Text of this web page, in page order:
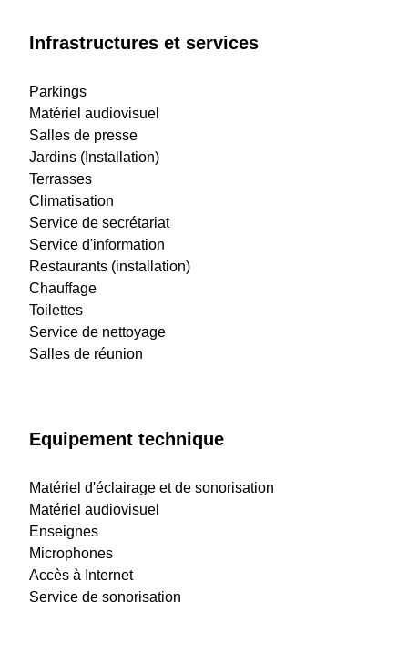
Infrastructures et services
Parkings
Matériel audiovisuel
Salles de presse
Jardins (Installation)
Terrasses
Climatisation
Service de secrétariat
Service d'information
Restaurants (installation)
Chauffage
Toilettes
Service de nettoyage
Salles de réunion
Equipement technique
Matériel d'éclairage et de sonorisation
Matériel audiovisuel
Enseignes
Microphones
Accès à Internet
Service de sonorisation